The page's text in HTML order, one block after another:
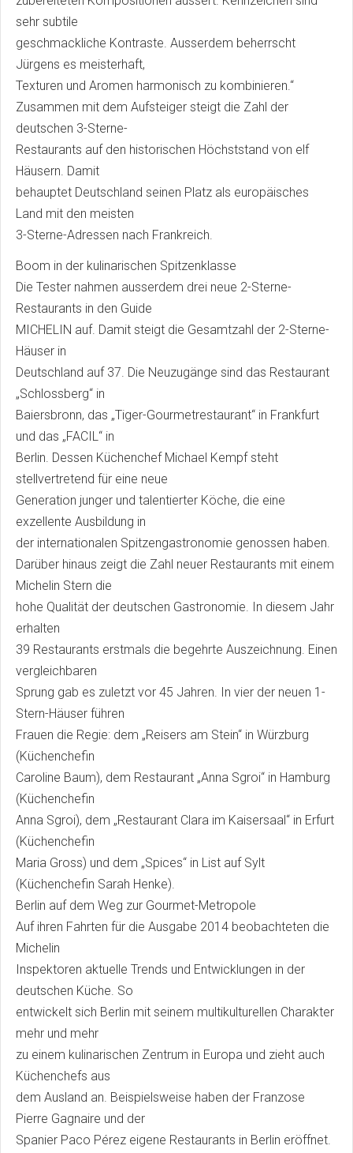
sehr subtile
geschmackliche Kontraste. Ausserdem beherrscht
Jürgens es meisterhaft,
Texturen und Aromen harmonisch zu kombinieren.“
Zusammen mit dem Aufsteiger steigt die Zahl der
deutschen 3-Sterne-
Restaurants auf den historischen Höchststand von elf
Häusern. Damit
behauptet Deutschland seinen Platz als europäisches
Land mit den meisten
3-Sterne-Adressen nach Frankreich.
Boom in der kulinarischen Spitzenklasse
Die Tester nahmen ausserdem drei neue 2-Sterne-
Restaurants in den Guide
MICHELIN auf. Damit steigt die Gesamtzahl der 2-Sterne-
Häuser in
Deutschland auf 37. Die Neuzugänge sind das Restaurant
„Schlossberg“ in
Baiersbronn, das „Tiger-Gourmetrestaurant“ in Frankfurt
und das „FACIL“ in
Berlin. Dessen Küchenchef Michael Kempf steht
stellvertretend für eine neue
Generation junger und talentierter Köche, die eine
exzellente Ausbildung in
der internationalen Spitzengastronomie genossen haben.
Darüber hinaus zeigt die Zahl neuer Restaurants mit einem
Michelin Stern die
hohe Qualität der deutschen Gastronomie. In diesem Jahr
erhalten
39 Restaurants erstmals die begehrte Auszeichnung. Einen
vergleichbaren
Sprung gab es zuletzt vor 45 Jahren. In vier der neuen 1-
Stern-Häuser führen
Frauen die Regie: dem „Reisers am Stein“ in Würzburg
(Küchenchefin
Caroline Baum), dem Restaurant „Anna Sgroi“ in Hamburg
(Küchenchefin
Anna Sgroi), dem „Restaurant Clara im Kaisersaal“ in Erfurt
(Küchenchefin
Maria Gross) und dem „Spices“ in List auf Sylt
(Küchenchefin Sarah Henke).
Berlin auf dem Weg zur Gourmet-Metropole
Auf ihren Fahrten für die Ausgabe 2014 beobachteten die
Michelin
Inspektoren aktuelle Trends und Entwicklungen in der
deutschen Küche. So
entwickelt sich Berlin mit seinem multikulturellen Charakter
mehr und mehr
zu einem kulinarischen Zentrum in Europa und zieht auch
Küchenchefs aus
dem Ausland an. Beispielsweise haben der Franzose
Pierre Gagnaire und der
Spanier Paco Pérez eigene Restaurants in Berlin eröffnet.